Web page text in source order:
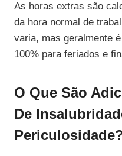
As horas extras são
da hora normal de
varia, mas geralmente
100% para feriados e
O Que São
De